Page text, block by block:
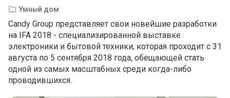
Умный дом
Candy Group представляет свои новейшие разработки
на IFA 2018 - специализированной выставке
электроники и бытовой техники, которая проходит с 31
августа по 5 сентября 2018 года, обещающей стать
одной из самых масштабных среди когда-либо
проводившихся.